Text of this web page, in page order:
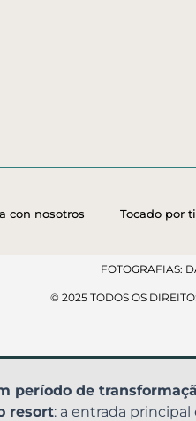
con nosotros Tocado por ti
FOTOGRAFIAS:
© 2025 TODOS OS
período de
resort: a entrada principal